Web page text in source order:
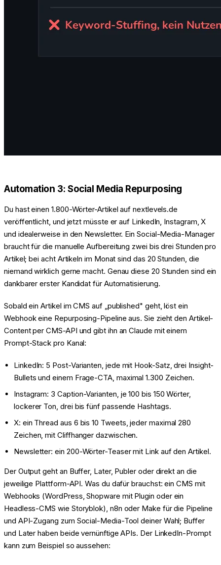
Automation 3: Social Media Repurposing
Du hast einen 1.800-Wörter-Artikel auf nextlevels.de
veröffentlicht, und jetzt müsste er auf LinkedIn, Instagram, X
und idealerweise in den Newsletter. Ein Social-Media-Manager
braucht für die manuelle Aufbereitung zwei bis drei Stunden pro
Artikel; bei acht Artikeln im Monat sind das 20 Stunden, die
niemand wirklich gerne macht. Genau diese 20 Stunden sind ein
dankbarer erster Kandidat für Automatisierung.
Sobald ein Artikel im CMS auf „published" geht, löst ein
Webhook eine Repurposing-Pipeline aus. Sie zieht den Artikel-
Content per CMS-API und gibt ihn an Claude mit einem
Prompt-Stack pro Kanal:
LinkedIn: 5 Post-Varianten, jede mit Hook-Satz, drei Insight-
Bullets und einem Frage-CTA, maximal 1.300 Zeichen.
Instagram: 3 Caption-Varianten, je 100 bis 150 Wörter,
lockerer Ton, drei bis fünf passende Hashtags.
X: ein Thread aus 6 bis 10 Tweets, jeder maximal 280
Zeichen, mit Cliffhanger dazwischen.
Newsletter: ein 200-Wörter-Teaser mit Link auf den Artikel.
Der Output geht an Buffer, Later, Publer oder direkt an die
jeweilige Plattform-API. Was du dafür brauchst: ein CMS mit
Webhooks (WordPress, Shopware mit Plugin oder ein
Headless-CMS wie Storyblok), n8n oder Make für die Pipeline
und API-Zugang zum Social-Media-Tool deiner Wahl; Buffer
und Later haben beide vernünftige APIs. Der LinkedIn-Prompt
kann zum Beispiel so aussehen: